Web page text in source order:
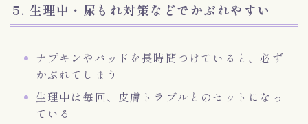
5. 生理中・尿もれ対策などでかぶれやすい
ナプキンやパッドを長時間つけていると、必ず
かぶれてしまう
生理中は毎回、皮膚トラブルとのセットになっ
ている